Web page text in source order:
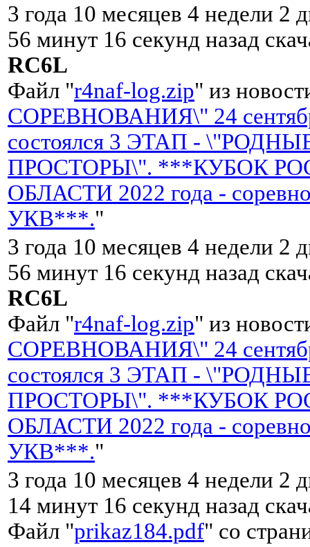
3 года 10 месяцев 4 недели 2
56 минут 16 секунд назад
RC6L
Файл "r4naf-log.zip" из
СОРЕВНОВАНИЯ\" 24
состоялся 3 ЭТАП -
ПРОСТОРЫ\". ***КУБОК
ОБЛАСТИ 2022 года -
УКВ***."
3 года 10 месяцев 4 недели 2
56 минут 16 секунд назад
RC6L
Файл "r4naf-log.zip" из
СОРЕВНОВАНИЯ\" 24
состоялся 3 ЭТАП -
ПРОСТОРЫ\". ***КУБОК
ОБЛАСТИ 2022 года -
УКВ***."
3 года 10 месяцев 4 недели 2
14 минут 16 секунд назад
Файл "prikaz184.pdf" со